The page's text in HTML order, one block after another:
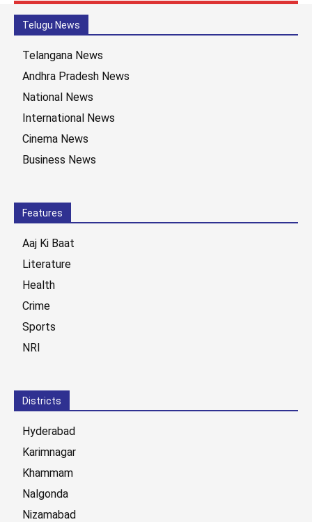
Telugu News
Telangana News
Andhra Pradesh News
National News
International News
Cinema News
Business News
Features
Aaj Ki Baat
Literature
Health
Crime
Sports
NRI
Districts
Hyderabad
Karimnagar
Khammam
Nalgonda
Nizamabad